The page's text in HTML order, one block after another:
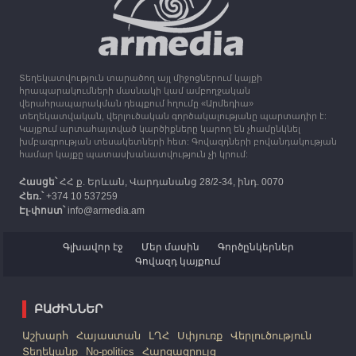
30.09.2023
Միացյալ Թագավորությունը 1 միլիոն ֆունտ
ստեռլինգ կհատկացնի՝ աջակցելու Լեռնային
Ղարաբաղից բռնի տեղահանվածներին
12:25 30.09.2023
Հայաստան է ժամանել բռնի տեղահանված 100
հազար 417 արցախցի
Տեղեկատվություն տարածող այլ միջոցներում կայքի
հրապարակումների մասնակի կամ ամբողջական
վերահրապարակման դեպքում հղումը «Արմեդիա»
տեղեկատվական, վերլուծական գործակալությանը պարտադիր է:
Կայքում արտահայտված կարծիքները կարող են չհամընկնել
խմբագրության տեսակետների հետ: Գովազդների բովանդակության
համար կայքը պատասխանատվություն չի կրում:
Հասցե՝ՀՀ ք. Երևան, Վարդանանց 28/2-34, ինդ. 0070
Հեռ.՝+374 10 537259
Էլ-փոստ՝info@armedia.am
Գլխավոր էջ Մեր մասին
Գործընկերներ
Գովազդ կայքում
ԲԱԺԻՆՆԵՐ
Աշխարհ Հայաստան ԼՂՀ Սփյուռք
Վերլուծություն
Տեղեկանք
No-politics Հարցազրույց